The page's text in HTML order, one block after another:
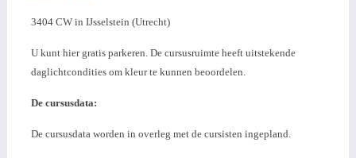
3404 CW in IJsselstein (Utrecht)
U kunt hier gratis parkeren. De cursusruimte heeft uitstekende
daglichtcondities om kleur te kunnen beoordelen.
De cursusdata:
De cursusdata worden in overleg met de cursisten ingepland.